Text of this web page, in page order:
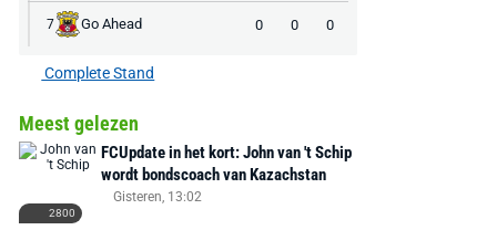
7 Go Ahead 0 0 0
Complete Stand
Meest gelezen
2800
FCUpdate in het kort: John van 't Schip
wordt bondscoach van Kazachstan
Gisteren, 13:02